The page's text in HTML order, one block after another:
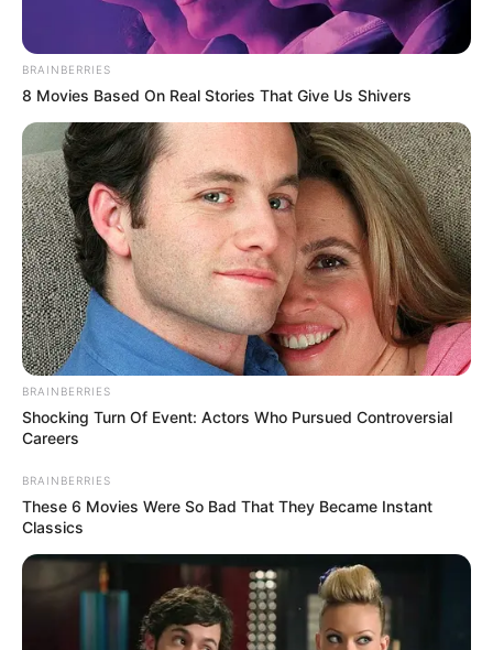
πρωτοετείς
Ακολουθήστε το evianews.com στο
ΤΑ ΠΙΟ ΔΗΜΟΦΙΛΗ
BRAINBERRIES
8 Movies Based On Real Stories That Give Us Shivers
BRAINBERRIES
Shocking Turn Of Event: Actors Who Pursued Controversial
Careers
BRAINBERRIES
These 6 Movies Were So Bad That They Became Instant
Classics